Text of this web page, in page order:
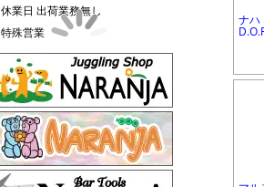
休業日 出荷業務無し
特殊営業
ナハ